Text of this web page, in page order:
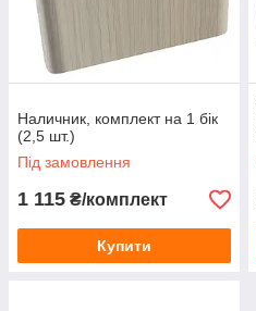
Наличник, комплект на 1 бік
(2,5 шт.)
Під замовлення
1 115 ₴/комплект
Купити